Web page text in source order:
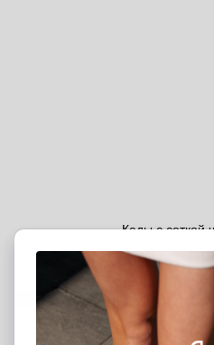
Кеды с сеткой
4 320 грн
5